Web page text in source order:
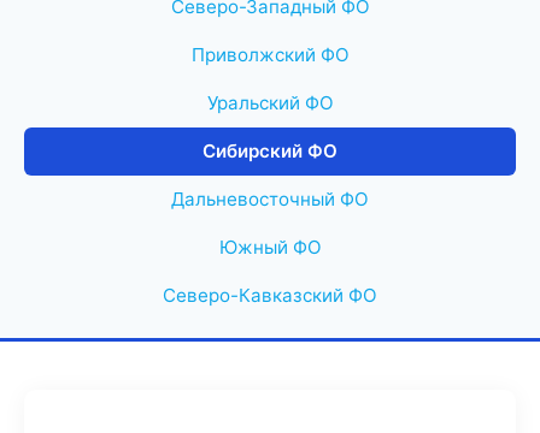
Северо-Западный ФО
Приволжский ФО
Уральский ФО
Сибирский ФО
Дальневосточный ФО
Южный ФО
Северо-Кавказский ФО